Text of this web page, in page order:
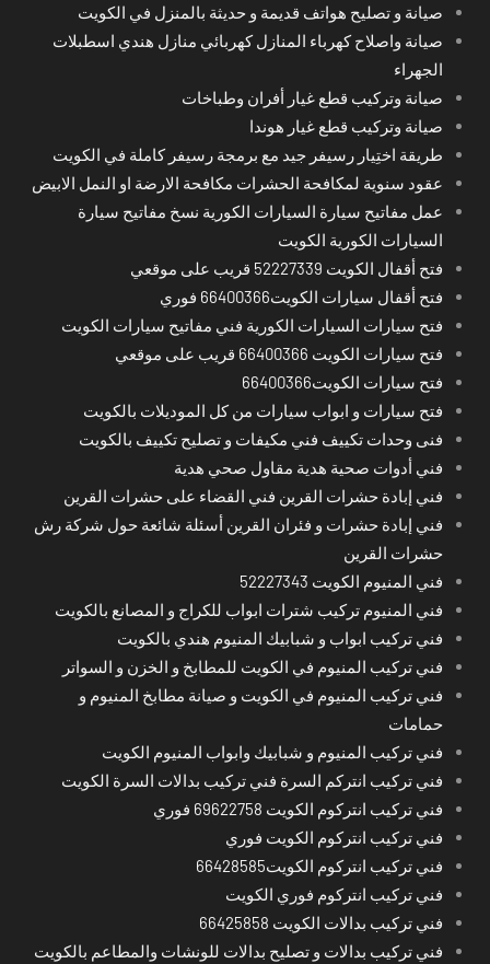
صيانة و تصليح هواتف قديمة و حديثة بالمنزل في الكويت
صيانة واصلاح كهرباء المنازل كهربائي منازل هندي اسطبلات
الجهراء
صيانة وتركيب قطع غيار أفران وطباخات
صيانة وتركيب قطع غيار هوندا
طريقة اختِيار رسيفر جيد مع برمجة رسيفر كاملة في الكويت
عقود سنوية لمكافحة الحشرات مكافحة الارضة او النمل الابيض
عمل مفاتيح سيارة السيارات الكورية نسخ مفاتيح سيارة
السيارات الكورية الكويت
فتح أقفال الكويت 52227339 قريب على موقعي
فتح أقفال سيارات الكويت66400366 فوري
فتح سيارات السيارات الكورية فني مفاتيح سيارات الكويت
فتح سيارات الكويت 66400366 قريب على موقعي
فتح سيارات الكويت66400366
فتح سيارات و ابواب سيارات من كل الموديلات بالكويت
فنى وحدات تكييف فني مكيفات و تصليح تكييف بالكويت
فني أدوات صحية هدية مقاول صحي هدية
فني إبادة حشرات القرين فني القضاء على حشرات القرين
فني إبادة حشرات و فئران القرين أسئلة شائعة حول شركة رش
حشرات القرين
فني المنيوم الكويت 52227343
فني المنيوم تركيب شترات ابواب للكراج و المصانع بالكويت
فني تركيب ابواب و شبابيك المنيوم هندي بالكويت
فني تركيب المنيوم في الكويت للمطابخ و الخزن و السواتر
فني تركيب المنيوم في الكويت و صيانة مطابخ المنيوم و
حمامات
فني تركيب المنيوم و شبابيك وابواب المنيوم الكويت
فني تركيب انتركم السرة فني تركيب بدالات السرة الكويت
فني تركيب انتركوم الكويت 69622758 فوري
فني تركيب انتركوم الكويت فوري
فني تركيب انتركوم الكويت66428585
فني تركيب انتركوم فوري الكويت
فني تركيب بدالات الكويت 66425858
فني تركيب بدالات و تصليح بدالات للونشات والمطاعم بالكويت